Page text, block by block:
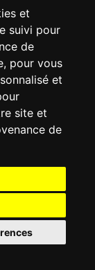
et
suivi pour
de
pour vous
et
site et
de
plus
crâne. ENFIN !
que vous
liens suivants